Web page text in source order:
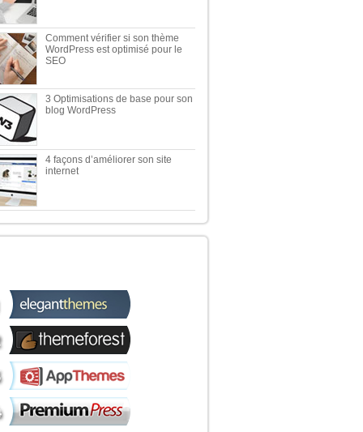
Comment vérifier si son thème
WordPress est optimisé pour le
SEO
3 Optimisations de base pour son
blog WordPress
4 façons d’améliorer son site
internet